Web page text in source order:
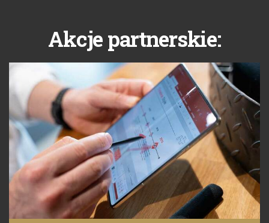
Akcje partnerskie: